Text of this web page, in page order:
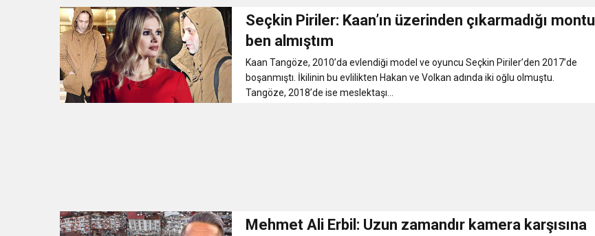
Seçkin Piriler: Kaan’ın üzerinden çıkarmadığı montu
ben almıştım
Kaan Tangöze, 2010’da evlendiği model ve oyuncu Seçkin Piriler’den 2017’de
boşanmıştı. İkilinin bu evlilikten Hakan ve Volkan adında iki oğlu olmuştu.
Tangöze, 2018’de ise meslektaşı...
Mehmet Ali Erbil: Uzun zamandır kamera karşısına